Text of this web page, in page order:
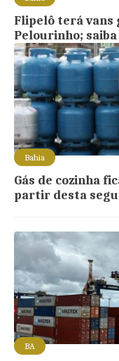
Flipelô terá
Pelourinho;
Bahia
Gás de cozinha
partir desta
BA